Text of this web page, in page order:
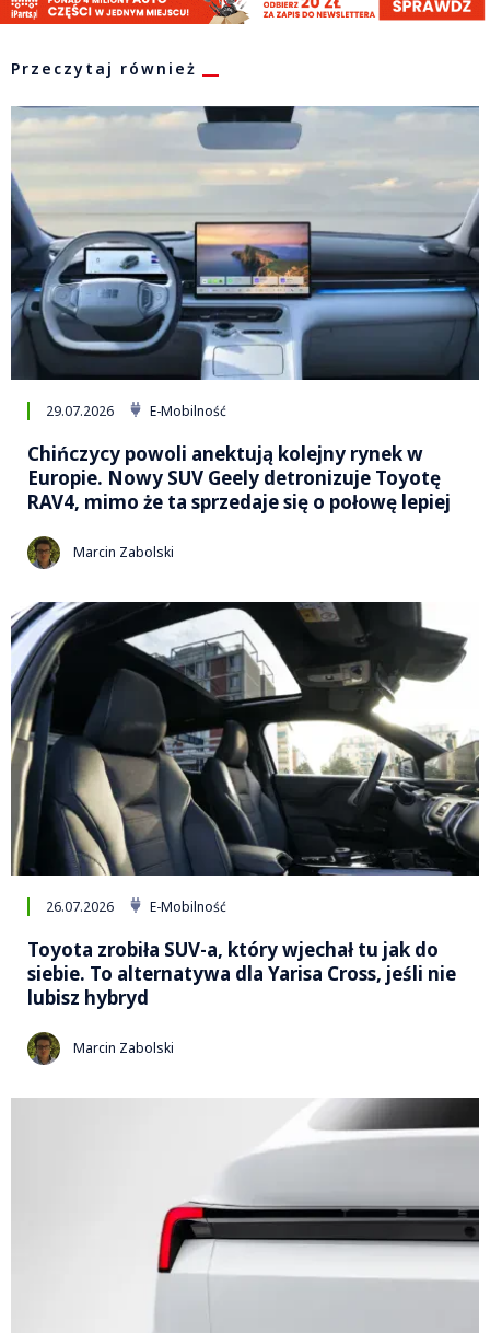
Przeczytaj również
29.07.2026 E-Mobilność
Chińczycy powoli anektują kolejny rynek w
Europie. Nowy SUV Geely detronizuje Toyotę
RAV4, mimo że ta sprzedaje się o połowę lepiej
Marcin Zabolski
26.07.2026 E-Mobilność
Toyota zrobiła SUV-a, który wjechał tu jak do
siebie. To alternatywa dla Yarisa Cross, jeśli nie
lubisz hybryd
Marcin Zabolski